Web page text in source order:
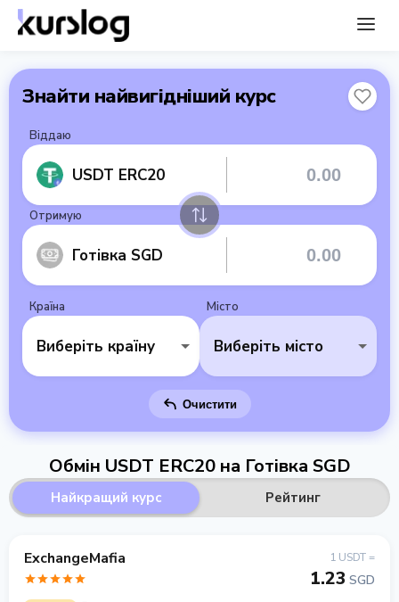
Знайти найвигідніший курс
Віддаю
USDT ERC20
Отримую
Готівка SGD
Країна
Виберіть країну
Місто
Виберіть місто
Очистити
Обмін USDT ERC20 на Готівка SGD
Найкращий курс Рейтинг
ExchangeMafia 1 USDT =
1.23 SGD